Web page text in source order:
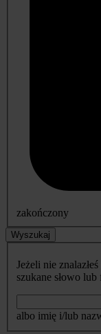
zakończony
Wyszukaj
Jeżeli nie
szukane słowo
albo imię i/lub